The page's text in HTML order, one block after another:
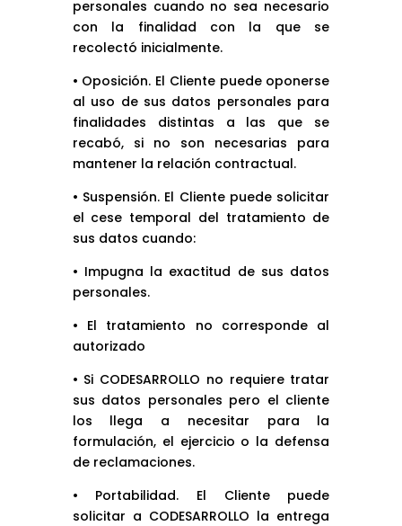
personales cuando no sea necesario
con la finalidad con la que se
recolectó inicialmente.
• Oposición. El Cliente puede oponerse
al uso de sus datos personales para
finalidades distintas a las que se
recabó, si no son necesarias para
mantener la relación contractual.
• Suspensión. El Cliente puede solicitar
el cese temporal del tratamiento de
sus datos cuando:
• Impugna la exactitud de sus datos
personales.
• El tratamiento no corresponde al
autorizado
• Si CODESARROLLO no requiere tratar
sus datos personales pero el cliente
los llega a necesitar para la
formulación, el ejercicio o la defensa
de reclamaciones.
• Portabilidad. El Cliente puede
solicitar a CODESARROLLO la entrega